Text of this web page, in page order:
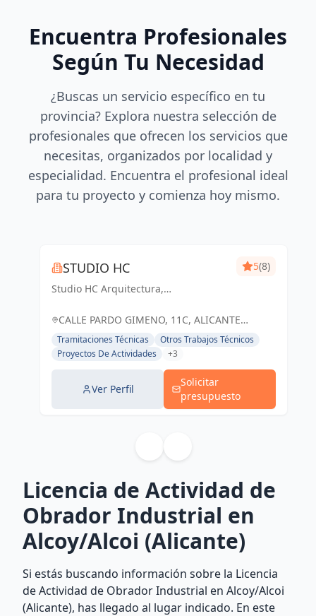
Encuentra Profesionales
Según Tu Necesidad
¿Buscas un servicio específico en tu
provincia? Explora nuestra selección de
profesionales que ofrecen los servicios que
necesitas, organizados por localidad y
especialidad. Encuentra el profesional ideal
para tu proyecto y comienza hoy mismo.
STUDIO HC
Studio HC Arquitectura,
5(8)
CALLE PARDO GIMENO, 11C, ALICANTE
(ALACANT), ESPAÑA, España
Tramitaciones Técnicas
Otros Trabajos Técnicos
Proyectos De Actividades
+3
Ver Perfil
Solicitar
presupuesto
Licencia de Actividad de
Obrador Industrial en
Alcoy/Alcoi (Alicante)
Si estás buscando información sobre la Licencia
de Actividad de Obrador Industrial en Alcoy/Alcoi
(Alicante), has llegado al lugar indicado. En este